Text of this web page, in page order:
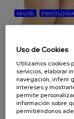
SALUD PSICOLOGÍA
Visibilizando
20 h. Español
Uso de Cookies
Utilizamos cookies
servicios, elaborar
navegación, inferir
intereses y
permite
información sobre
permitiéndonos